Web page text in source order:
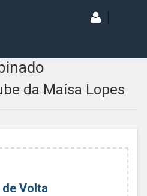
da Maísa Lopes
de Volta